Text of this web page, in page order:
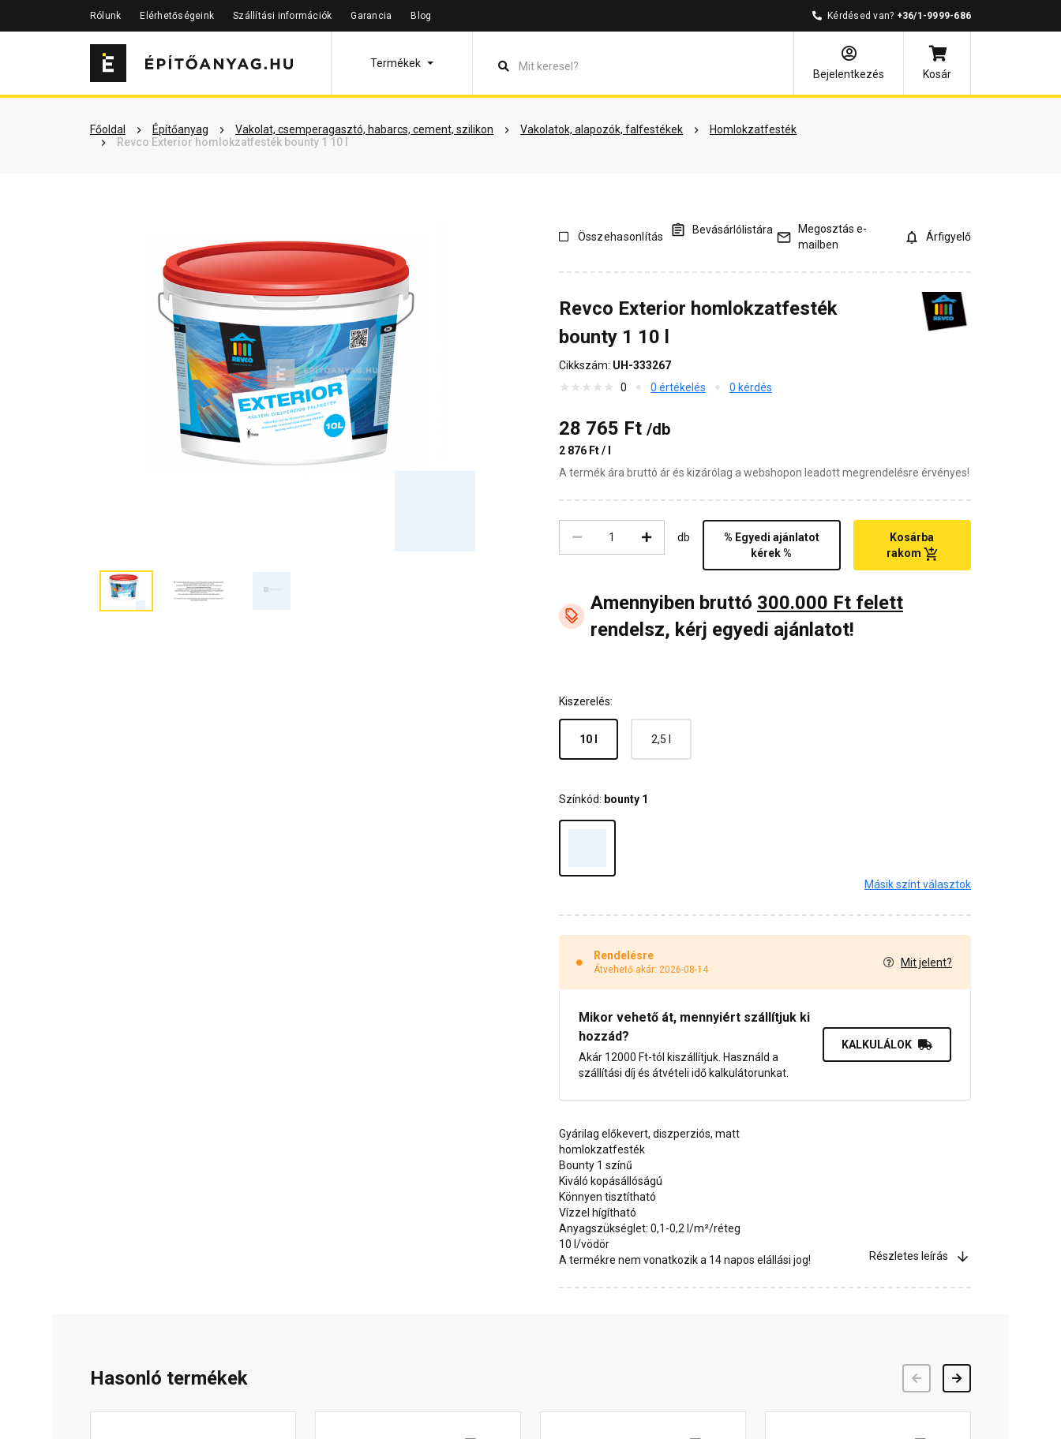
Rólunk Elérhetőségeink Szállítási információk Garancia Blog Kérdésed van? +36/1-9999-686
Termékek
Bejelentkezés
Kosár
Főoldal Építőanyag Vakolat, csemperagasztó, habarcs, cement, szilikon Vakolatok, alapozók, falfestékek
Homlokzatfesték
Revco Exterior homlokzatfesték bounty 1 10 l
Szükséged lehet rá Részletes leírás Termékinformáció Színek Dokumentumok Vásárlói vélemények Kérdések és válaszok
Összehasonlítás
Bevásárlólistára
Megosztás e-
mailben
Árfigyelő
Revco Exterior homlokzatfesték
bounty 1 10 l
Cikkszám: UH-333267
0
0 értékelés 0 kérdés
28 765 Ft /db
2 876 Ft / l
A termék ára bruttó ár és kizárólag a webshopon leadott megrendelésre érvényes!
db
% Egyedi ajánlatot
kérek %
Kosárba
rakom
Amennyiben bruttó 300.000 Ft felett
rendelsz, kérj egyedi ajánlatot!
Kiszerelés:
10 l 2,5 l
Színkód: bounty 1
Másik színt választok
Rendelésre
Átvehető akár: 2026-08-14
Mit jelent?
Mikor vehető át, mennyiért szállítjuk ki
hozzád?
Akár 12000 Ft-tól kiszállítjuk. Használd a
szállítási díj és átvételi idő kalkulátorunkat.
KALKULÁLOK
Gyárilag előkevert, diszperziós, matt
homlokzatfesték
Bounty 1 színű
Kiváló kopásállóságú
Könnyen tisztítható
Vízzel hígítható
Anyagszükséglet: 0,1-0,2 l/m²/réteg
10 l/vödör
A termékre nem vonatkozik a 14 napos elállási jog!
Részletes leírás
Hasonló termékek